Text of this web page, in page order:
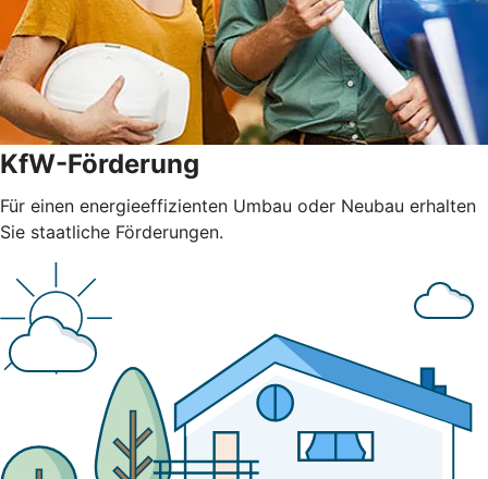
KfW-Förderung
Für einen energieeffizienten Umbau oder Neubau erhalten
Sie staatliche Förderungen.